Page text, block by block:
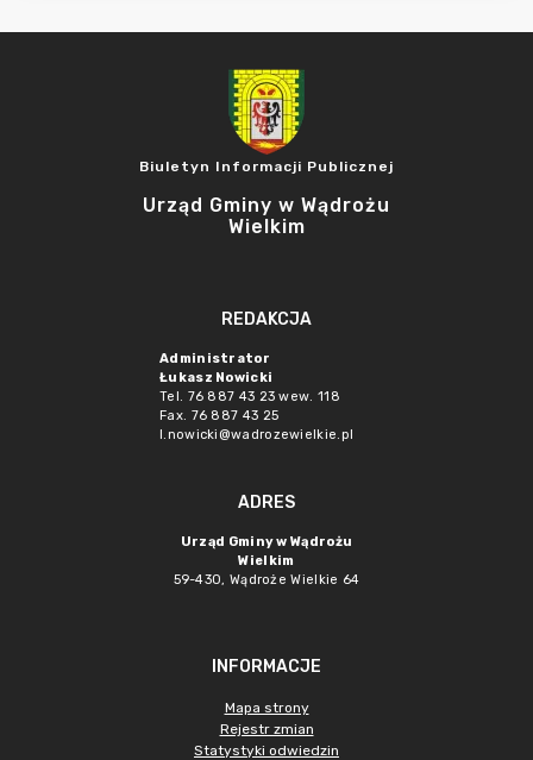
Biuletyn Informacji Publicznej
Urząd Gminy w Wądrożu
Wielkim
REDAKCJA
Administrator
Łukasz Nowicki
Tel. 76 887 43 23 wew. 118
Fax. 76 887 43 25
l.nowicki@wadrozewielkie.pl
ADRES
Urząd Gminy w Wądrożu
Wielkim
59-430, Wądroże Wielkie 64
INFORMACJE
Mapa strony
Rejestr zmian
Statystyki odwiedzin